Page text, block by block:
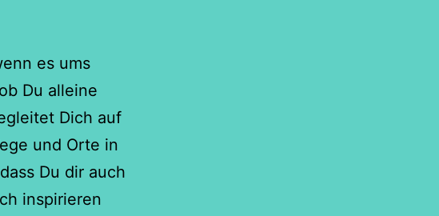
es ums
Du alleine
Dich auf
und Orte in
Du dir auch
inspirieren